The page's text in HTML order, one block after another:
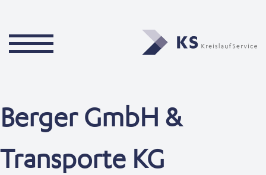
Berger GmbH &
Transporte KG